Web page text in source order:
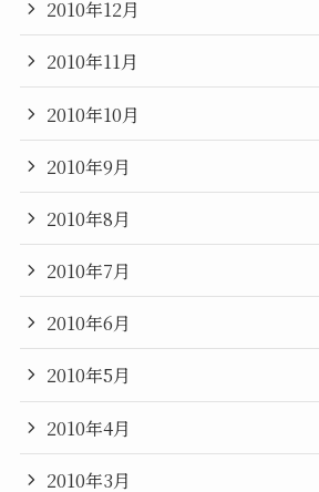
2010年12月
2010年11月
2010年10月
2010年9月
2010年8月
2010年7月
2010年6月
2010年5月
2010年4月
2010年3月